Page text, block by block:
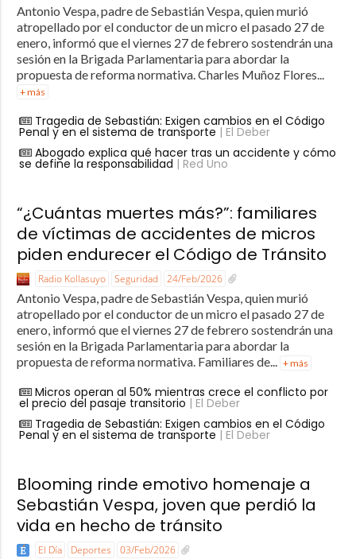
Antonio Vespa, padre de Sebastián Vespa, quien murió
atropellado por el conductor de un micro el pasado 27 de
enero, informó que el viernes 27 de febrero sostendrán una
sesión en la Brigada Parlamentaria para abordar la
propuesta de reforma normativa. Charles Muñoz Flores...
+ más
Tragedia de Sebastián: Exigen cambios en el Código
Penal y en el sistema de transporte | El Deber
Abogado explica qué hacer tras un accidente y cómo
se define la responsabilidad | Red Uno
“¿Cuántas muertes más?”: familiares
de víctimas de accidentes de micros
piden endurecer el Código de Tránsito
Radio Kollasuyo Seguridad 24/Feb/2026
Antonio Vespa, padre de Sebastián Vespa, quien murió
atropellado por el conductor de un micro el pasado 27 de
enero, informó que el viernes 27 de febrero sostendrán una
sesión en la Brigada Parlamentaria para abordar la
propuesta de reforma normativa. Familiares de...
+ más
Micros operan al 50% mientras crece el conflicto por
el precio del pasaje transitorio | El Deber
Tragedia de Sebastián: Exigen cambios en el Código
Penal y en el sistema de transporte | El Deber
Blooming rinde emotivo homenaje a
Sebastián Vespa, joven que perdió la
vida en hecho de tránsito
El Día Deportes 03/Feb/2026